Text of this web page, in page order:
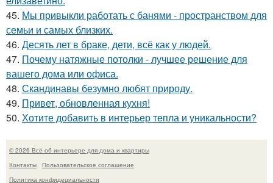
45. Мы привыкли работать с банями - пространством для
семьи и самых близких.
46. Десять лет в браке, дети, всё как у людей.
47. Почему натяжные потолки - лучшее решение для
вашего дома или офиса.
48. Скандинавы безумно любят природу.
49. Привет, обновленная кухня!
50. Хотите добавить в интерьер тепла и уникальности?
© 2026 Всё об интерьере для дома и квартиры
Контакты
Пользовательское соглашение
Политика конфидециальности